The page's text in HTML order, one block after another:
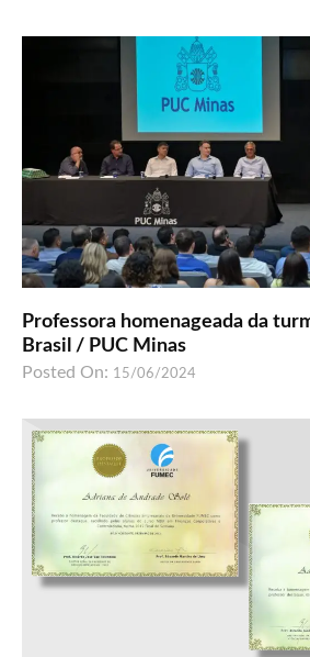
Professora homenageada da
Brasil / PUC Minas
Posted On: 15/06/2024